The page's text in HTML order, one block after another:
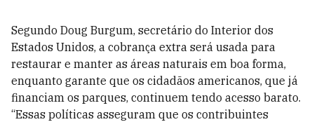
Segundo Doug Burgum, secretário do Interior dos
Estados Unidos, a cobrança extra será usada para
restaurar e manter as áreas naturais em boa forma,
enquanto garante que os cidadãos americanos, que já
financiam os parques, continuem tendo acesso barato.
“Essas políticas asseguram que os contribuintes